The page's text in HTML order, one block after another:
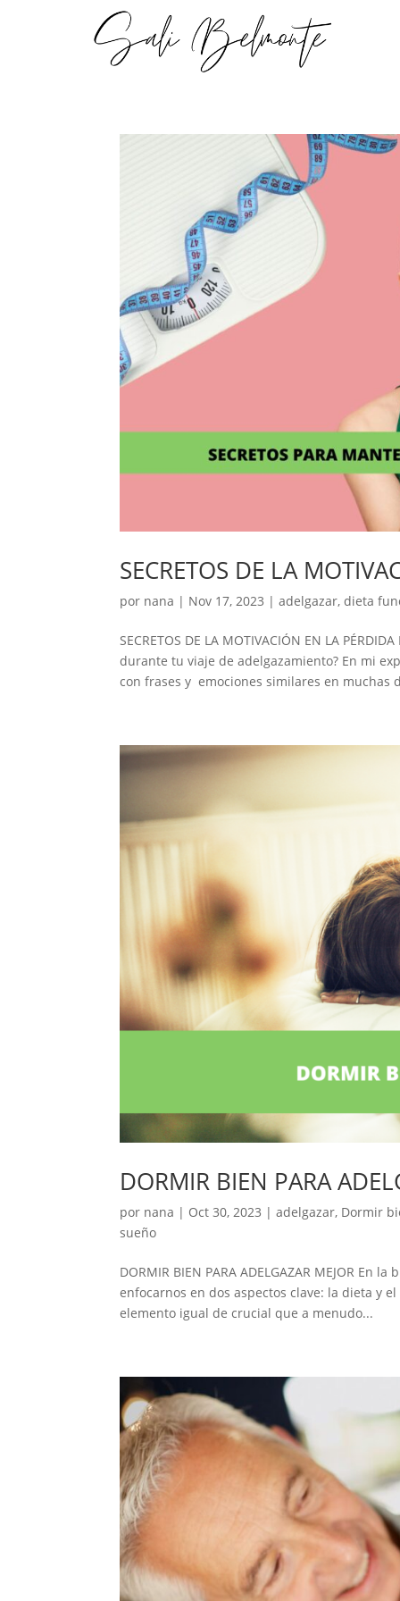
SECRETOS DE LA
por nana | Nov 17, 2023 |adelgazar,dieta
SECRETOS DE LA MOTIVACIÓN EN LA
durante tu viaje de adelgazamiento? En mi
con frases y emociones similares en muchas
DORMIR BIEN PARA
por nana | Oct 30, 2023 |adelgazar, Dormir
sueño
DORMIR BIEN PARA ADELGAZAR MEJOR
enfocarnos en dos aspectos clave: la dieta y
elemento igual de crucial que a menudo...